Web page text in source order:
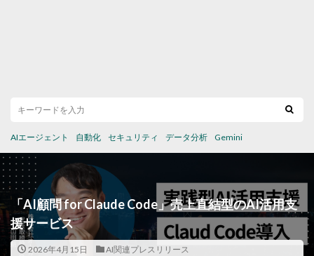
AIエージェント 自動化 セキュリティ データ分析 Gemini
「AI顧問 for Claude Code」売上直結型のAI活用支
援サービス
2026年4月15日
AI関連プレスリリース